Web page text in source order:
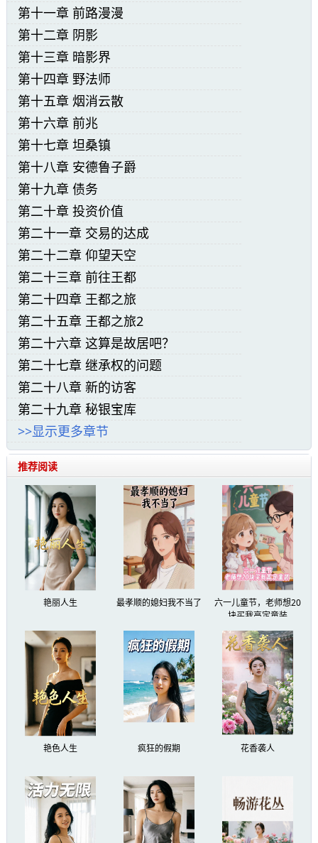
着那个被她拿了一路的平底锅，畏畏缩缩地藏在
士兵们身后，正用一双忽闪忽闪的大眼睛好奇地
打量着这个地方。
算上她自己和拜伦骑士，眼下这七个人恐怕
就是最后的幸存者了——那些留在地表的人不可
能幸存下来。
确认了每一个人的状况之后，瑞贝卡不由得
留意打量了一下这间石厅的情况。
这是一个年代久远的地方，长方形的石质大
厅中随处可以看到蛛网和厚厚的尘土，一些腐朽
的器物被堆放在大厅的一端，尽管已经陈旧不
堪，却仍然能看出它们昔日的精美与华贵。而在
石厅四周的墙壁上，则还能看到保存完整的壁画
与浮雕。尽管壁画已经褪色，浮雕也略有磨损，
却仍然不影响观看。
长时间。与近代兴起的、源自北方诸国华而不实
的轻佻风格相比，这间石厅中的一切装饰都显得
庄重而朴实，带着明显的“第一王朝”气息，壁画
用于描绘英雄形象或风土人情，浮雕则刻写着那
些偏向神话传说的场景与抽象的神明符号，而作
为一个博学的施法者，赫蒂很擅长从这些古老的
看着那些壁画与浮雕上的内容，赫蒂忍不住
把左手放在胸前，低声说道：“愿先祖宽恕……”
“赫蒂姑妈，”瑞贝卡提着法杖来到赫蒂身
旁，这个年轻姑娘脸上有点紧张，直到此刻，她
仿佛才终于意识到自己踏入了什么样的地方，并
略有不安起来，“这里……”
第十一章 前路漫漫
第十二章 阴影
第十三章 暗影界
第十四章 野法师
第十五章 烟消云散
第十六章 前兆
第十七章 坦桑镇
第十八章 安德鲁子爵
第十九章 债务
第二十章 投资价值
第二十一章 交易的达成
第二十二章 仰望天空
第二十三章 前往王都
第二十四章 王都之旅
第二十五章 王都之旅2
第二十六章 这算是故居吧？
第二十七章 继承权的问题
第二十八章 新的访客
第二十九章 秘银宝库
>>显示更多章节
推荐阅读
艳丽人生 最孝顺的媳妇我不当了
六一儿童节，老师想20
块买我高定童装
艳色人生 疯狂的假期 花香袭人